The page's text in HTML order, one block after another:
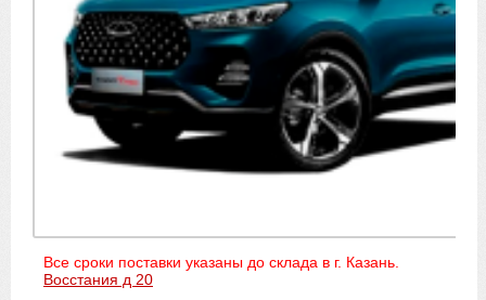
Все сроки поставки указаны до склада в г. Казань.
Восстания д 20